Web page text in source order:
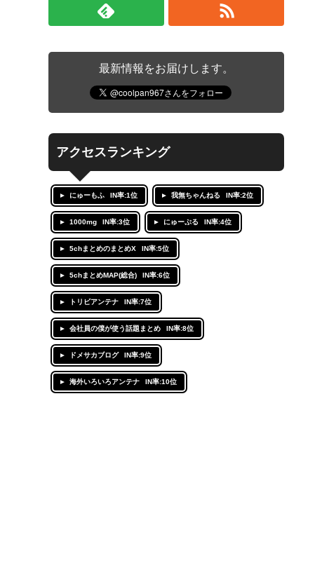
最新情報をお届けします。
アクセスランキング
にゅーもふ IN率:1位 我無ちゃんねる IN率:2位
1000mg IN率:3位 にゅーぷる IN率:4位
5chまとめのまとめX IN率:5位
5chまとめMAP(総合) IN率:6位
トリビアンテナ IN率:7位
会社員の僕が使う話題まとめ IN率:8位
ドメサカブログ IN率:9位
海外いろいろアンテナ IN率:10位